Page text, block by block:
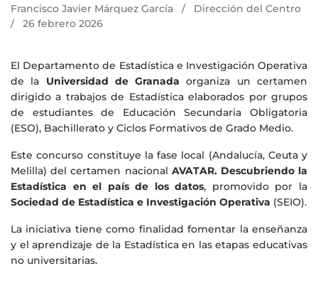
Francisco Javier Márquez García /
Dirección del Centro
/
26 febrero 2026
El Departamento de Estadística e Investigación Operativa
de la Universidad de Granada organiza un certamen
dirigido a trabajos de Estadística elaborados por grupos
de estudiantes de Educación Secundaria Obligatoria
(ESO), Bachillerato y Ciclos Formativos de Grado Medio.
Este concurso constituye la fase local (Andalucía, Ceuta y
Melilla) del certamen nacional AVATAR. Descubriendo la
Estadística en el país de los datos, promovido por la
Sociedad de Estadística e Investigación Operativa (SEIO).
La iniciativa tiene como finalidad fomentar la enseñanza
y el aprendizaje de la Estadística en las etapas educativas
no universitarias.